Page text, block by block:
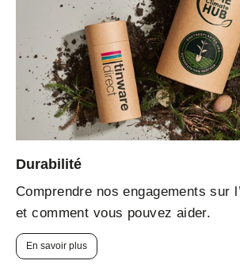
Durabilité
Comprendre nos engagements sur
et comment vous pouvez aider.
En savoir plus